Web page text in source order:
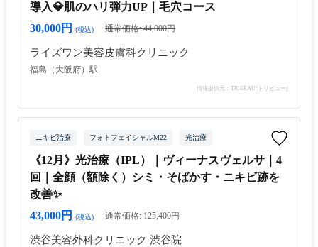
導入💎肌のハリ弾力UP｜毛穴コース
30,000円
(税込) 通常価格: 44,000円
ライズワン美容皮膚科クリニック
福島（大阪府）駅
情報提供元：TRIBEAU(トリビュー)
ニキビ治療 フォトフェイシャルM22 光治療
《12月》光治療（IPL）｜ヴィーナスヴェルサ｜4
回｜全顔（額除く）シミ・そばかす・ニキビ跡を
改善✨
43,000円
(税込) 通常価格: 125,400円
渋谷美容外科クリニック 渋谷院